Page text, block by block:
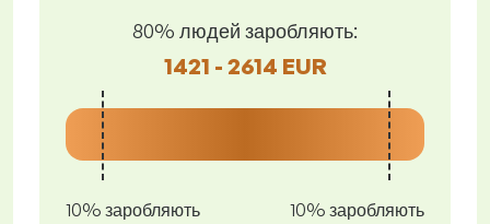
80% людей заробляють:
1421 - 2614 EUR
10% заробляють
10% заробляють